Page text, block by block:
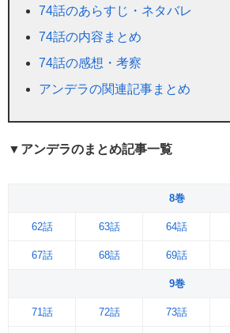
74話のあらすじ・ネタバレ
74話の内容まとめ
74話の感想・考察
アンデラの関連記事まとめ
▼アンデラのまとめ記事一覧
8巻
62話 63話 64話
67話 68話 69話
9巻
71話 72話 73話